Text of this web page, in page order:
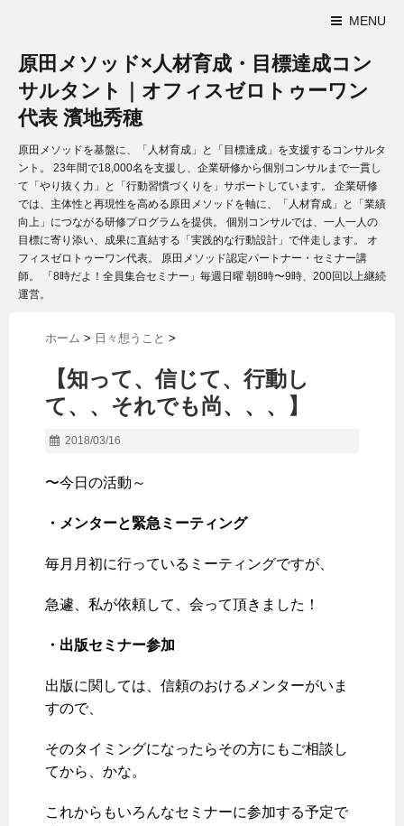
MENU
原田メソッド×人材育成・目標達成コン
サルタント｜オフィスゼロトゥーワン
代表 濱地秀穂
原田メソッドを基盤に、「人材育成」と「目標達成」を支援するコンサルタ
ント。 23年間で18,000名を支援し、企業研修から個別コンサルまで一貫し
て「やり抜く力」と「行動習慣づくりを」サポートしています。 企業研修
では、主体性と再現性を高める原田メソッドを軸に、「人材育成」と「業績
向上」につながる研修プログラムを提供。 個別コンサルでは、一人一人の
目標に寄り添い、成果に直結する「実践的な行動設計」で伴走します。 オ
フィスゼロトゥーワン代表。 原田メソッド認定パートナー・セミナー講
師。 「8時だよ！全員集合セミナー」毎週日曜 朝8時〜9時、200回以上継続
運営。
ホーム > 日々想うこと >
【知って、信じて、行動し
て、、それでも尚、、、】
2018/03/16
〜今日の活動～
・メンターと緊急ミーティング
毎月月初に行っているミーティングですが、
急遽、私が依頼して、会って頂きました！
・出版セミナー参加
出版に関しては、信頼のおけるメンターがいま
すので、
そのタイミングになったらその方にもご相談し
てから、かな。
これからもいろんなセミナーに参加する予定で